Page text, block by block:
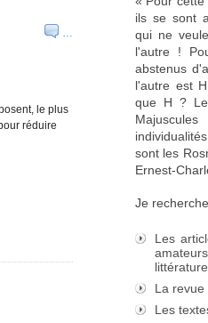
…
le plus
réduire
ils se sont
qui ne
l'autre !
abstenus
l'autre est
que H ?
sont les
Ernest-
Je
Les
La
Les